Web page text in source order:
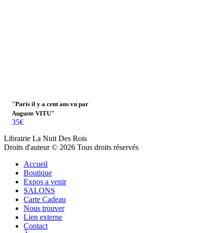
"Paris il y a cent ans vu par
Auguste VITU"
35€
Librairie La Nuit Des Rois
Droits d'auteur © 2026 Tous droits réservés
Accueil
Boutique
Expos a venir
SALONS
Carte Cadeau
Nous trouver
Lien externe
Contact